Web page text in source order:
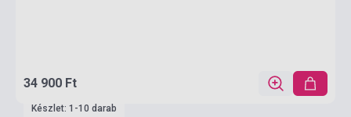
34 900 Ft
Készlet: 1-10 darab